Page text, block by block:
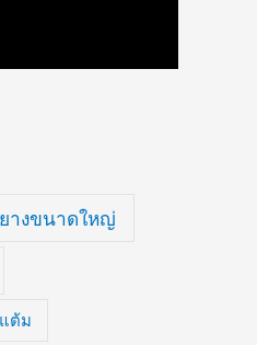
างขนาดใหญ่
ต้ม